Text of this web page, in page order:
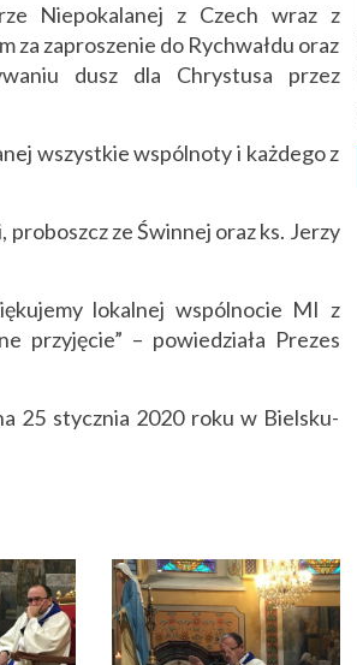
Niepokalanej z Czech wraz z
za zaproszenie do Rychwałdu oraz
dusz dla Chrystusa przez
wszystkie wspólnoty i każdego z
ze Świnnej oraz ks. Jerzy
lokalnej wspólnocie MI z
przyjęcie” – powiedziała Prezes
25 stycznia 2020 roku w Bielsku-